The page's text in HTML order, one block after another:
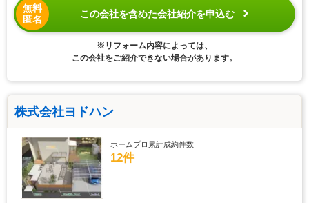
無料
匿名
この会社を含めた会社紹介を申込む
※リフォーム内容によっては、
この会社をご紹介できない場合があります。
株式会社ヨドハン
ホームプロ累計成約件数
12件